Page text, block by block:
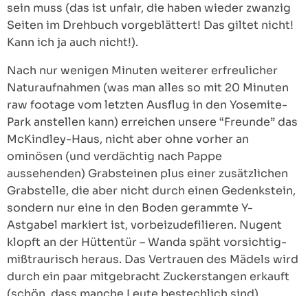
sein muss (das ist unfair, die haben wieder zwanzig
Seiten im Drehbuch vorgeblättert! Das giltet nicht!
Kann ich ja auch nicht!).
Nach nur wenigen Minuten weiterer erfreulicher
Naturaufnahmen (was man alles so mit 20 Minuten
raw footage vom letzten Ausflug in den Yosemite-
Park anstellen kann) erreichen unsere “Freunde” das
McKindley-Haus, nicht aber ohne vorher an
ominösen (und verdächtig nach Pappe
aussehenden) Grabsteinen plus einer zusätzlichen
Grabstelle, die aber nicht durch einen Gedenkstein,
sondern nur eine in den Boden gerammte Y-
Astgabel markiert ist, vorbeizudefilieren. Nugent
klopft an der Hüttentür – Wanda späht vorsichtig-
mißtraurisch heraus. Das Vertrauen des Mädels wird
durch ein paar mitgebracht Zuckerstangen erkauft